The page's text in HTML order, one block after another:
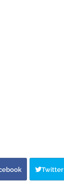
Twitter